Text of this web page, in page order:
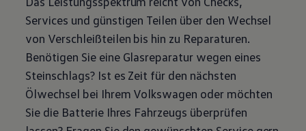
Magazin
Lifestyle
Transport
Elektromobilität
Volkswagen R
Pannen- und Unfallhilfe
Volkswagen Kundenbetreuung
Services und günstigen Teilen über den Wechsel
von Verschleißteilen bis hin zu Reparaturen.
Benötigen Sie eine Glasreparatur wegen eines
Steinschlags? Ist es Zeit für den nächsten
Ölwechsel bei Ihrem Volkswagen oder möchten
Sie die Batterie Ihres Fahrzeugs überprüfen